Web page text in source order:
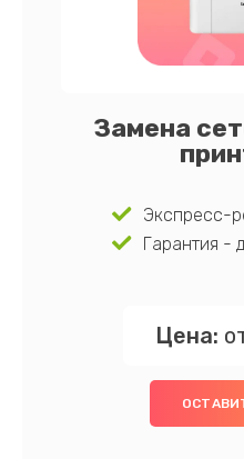
Замена
Экспресс-
Гарантия -
Цена: